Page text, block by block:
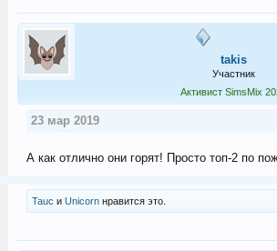
takis
Участник
Активист SimsMix
23 мар 2019
А как отлично они горят! Просто топ-2 по
Tauc и Uniсornнравится это.